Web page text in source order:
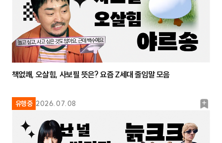
유행중 2026.07.08
북
크
책없쾌, 오살힘, 사보필 뜻은? 요즘 Z세대 줄임말 모음